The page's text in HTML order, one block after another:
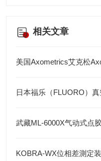
相关文章
美国Axometrics艾克松
武藏ML-6000X气动式点